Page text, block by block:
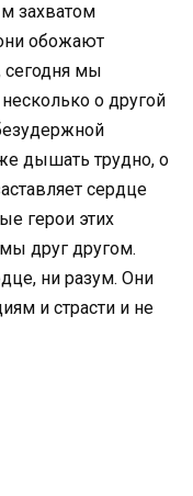
захватом
обожают
сегодня мы
о другой
дышать трудно, о
сердце
герои этих
друг другом.
ни разум. Они
и страсти и не